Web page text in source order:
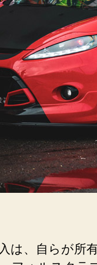
は、自らが所